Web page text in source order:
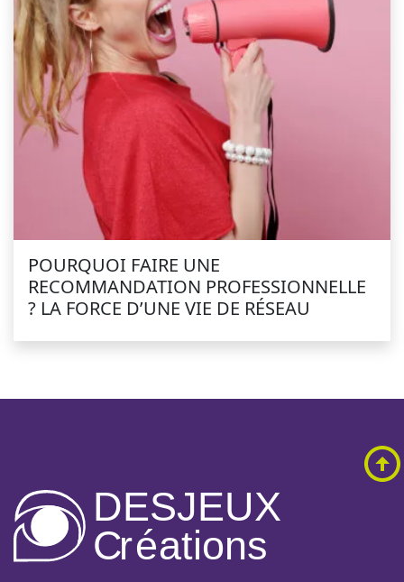
POURQUOI FAIRE UNE
RECOMMANDATION PROFESSIONNELLE
? LA FORCE D’UNE VIE DE RÉSEAU
DESJEUX
Créations